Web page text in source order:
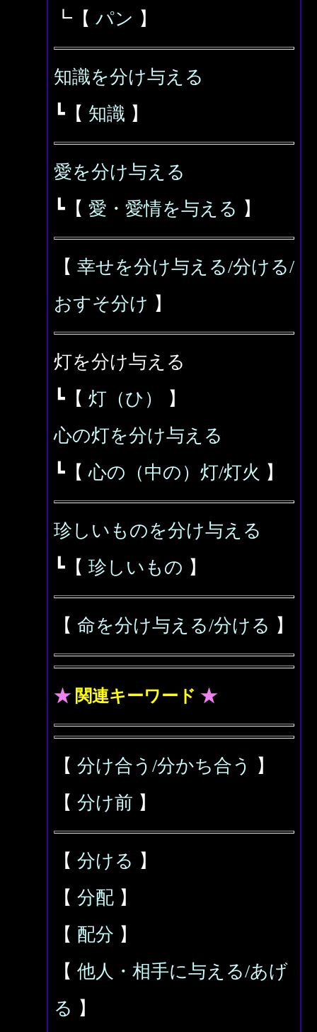
┗【 パン 】
知識を分け与える
┗【 知識 】
愛を分け与える
┗【 愛・愛情を与える 】
【 幸せを分け与える/分ける/
おすそ分け 】
灯を分け与える
┗【 灯（ひ）
】
心の灯を分け与える
┗【心の（中の）灯/灯火 】
珍しいものを分け与える
┗【 珍しいもの 】
【 命を分け与える/分ける 】
★ 関連キーワード ★
【 分け合う/分かち合う
】
【 分け前 】
【 分ける 】
【 分配 】
【 配分 】
【 他人・相手に与える/あげ
る 】